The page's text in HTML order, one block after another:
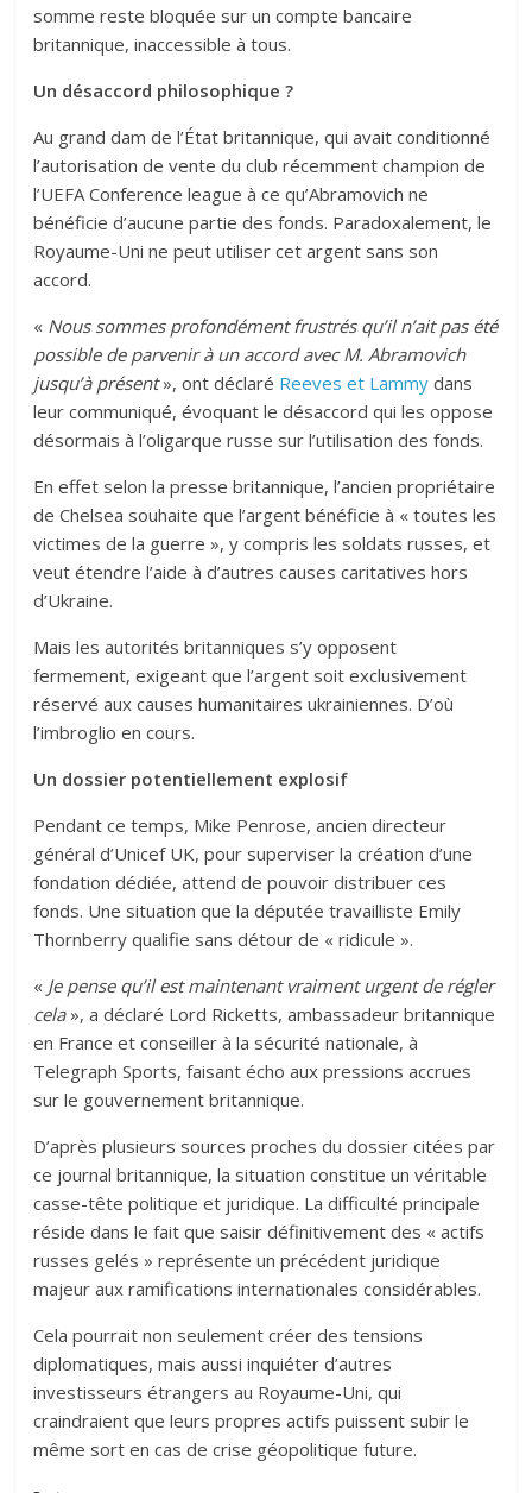
somme reste bloquée sur un compte bancaire
britannique, inaccessible à tous.
Un désaccord philosophique ?
Au grand dam de l’État britannique, qui avait conditionné
l’autorisation de vente du club récemment champion de
l’UEFA Conference league à ce qu’Abramovich ne
bénéficie d’aucune partie des fonds. Paradoxalement, le
Royaume-Uni ne peut utiliser cet argent sans son
accord.
« Nous sommes profondément frustrés qu’il n’ait pas été
possible de parvenir à un accord avec M. Abramovich
jusqu’à présent», ont déclaré Reeves et Lammy dans
leur communiqué, évoquant le désaccord qui les oppose
désormais à l’oligarque russe sur l’utilisation des fonds.
En effet selon la presse britannique, l’ancien propriétaire
de Chelsea souhaite que l’argent bénéficie à « toutes les
victimes de la guerre », y compris les soldats russes, et
veut étendre l’aide à d’autres causes caritatives hors
d’Ukraine.
Mais les autorités britanniques s’y opposent
fermement, exigeant que l’argent soit exclusivement
réservé aux causes humanitaires ukrainiennes. D’où
l’imbroglio en cours.
Un dossier potentiellement explosif
Pendant ce temps, Mike Penrose, ancien directeur
général d’Unicef UK, pour superviser la création d’une
fondation dédiée, attend de pouvoir distribuer ces
fonds. Une situation que la députée travailliste Emily
Thornberry qualifie sans détour de « ridicule ».
« Je pense qu’il est maintenant vraiment urgent de régler
cela», a déclaré Lord Ricketts, ambassadeur britannique
en France et conseiller à la sécurité nationale, à
Telegraph Sports, faisant écho aux pressions accrues
sur le gouvernement britannique.
D’après plusieurs sources proches du dossier citées par
ce journal britannique, la situation constitue un véritable
casse-tête politique et juridique. La difficulté principale
réside dans le fait que saisir définitivement des « actifs
russes gelés » représente un précédent juridique
majeur aux ramifications internationales considérables.
Cela pourrait non seulement créer des tensions
diplomatiques, mais aussi inquiéter d’autres
investisseurs étrangers au Royaume-Uni, qui
craindraient que leurs propres actifs puissent subir le
même sort en cas de crise géopolitique future.